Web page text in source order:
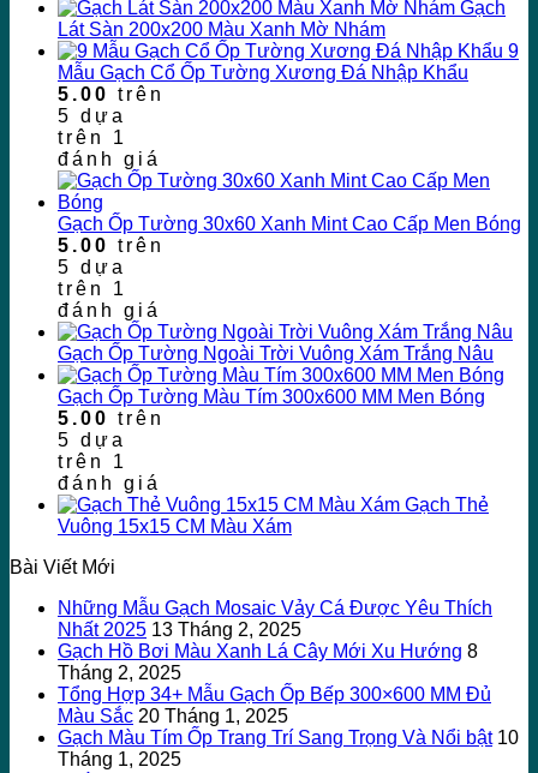
Gạch
Lát Sàn 200x200 Màu Xanh Mờ Nhám
9
Mẫu Gạch Cổ Ốp Tường Xương Đá Nhập Khẩu
5.00 trên
5 dựa
trên 1
đánh giá
Gạch Ốp Tường 30x60 Xanh Mint Cao Cấp Men Bóng
5.00 trên
5 dựa
trên 1
đánh giá
Gạch Ốp Tường Ngoài Trời Vuông Xám Trắng Nâu
Gạch Ốp Tường Màu Tím 300x600 MM Men Bóng
5.00 trên
5 dựa
trên 1
đánh giá
Gạch Thẻ
Vuông 15x15 CM Màu Xám
Bài Viết Mới
Những Mẫu Gạch Mosaic Vảy Cá Được Yêu Thích
Nhất 2025 13 Tháng 2, 2025
Gạch Hồ Bơi Màu Xanh Lá Cây Mới Xu Hướng 8
Tháng 2, 2025
Tổng Hợp 34+ Mẫu Gạch Ốp Bếp 300×600 MM Đủ
Màu Sắc 20 Tháng 1, 2025
Gạch Màu Tím Ốp Trang Trí Sang Trọng Và Nổi bật 10
Tháng 1, 2025